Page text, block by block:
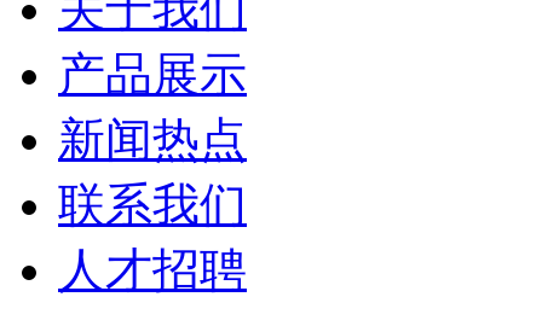
产品展示
新闻热点
联系我们
人才招聘